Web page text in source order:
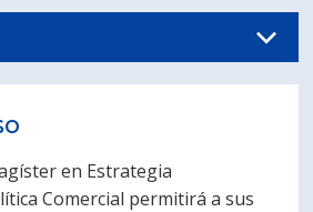
POSTGRADO
INVESTIGACIÓN
en Estrategia
Comercial permitirá a sus